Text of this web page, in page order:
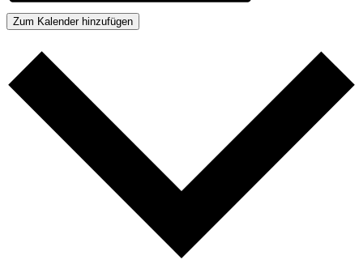
Zum Kalender hinzufügen